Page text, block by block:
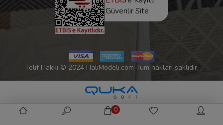
Güvenlir Site
Telif Hakkı © 2024 HalıModeli.com Tüm hakları saklıdır.
0